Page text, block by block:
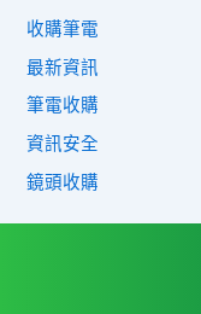
收購筆電
最新資訊
筆電收購
資訊安全
鏡頭收購